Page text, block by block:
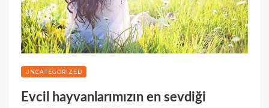
UNCATEGORIZED
Evcil hayvanlarımızın en sevdiği